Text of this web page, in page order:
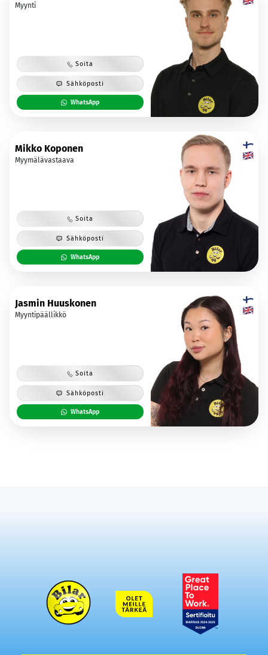
Myynti
Soita
Sähköposti
WhatsApp
Mikko Koponen
Myymälävastaava
Soita
Sähköposti
WhatsApp
Jasmin Huuskonen
Myyntipäällikkö
Soita
Sähköposti
WhatsApp